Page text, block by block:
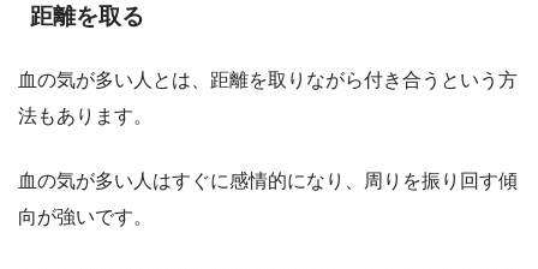
距離を取る
血の気が多い人とは、距離を取りながら付き合うという方
法もあります。
血の気が多い人はすぐに感情的になり、周りを振り回す傾
向が強いです。